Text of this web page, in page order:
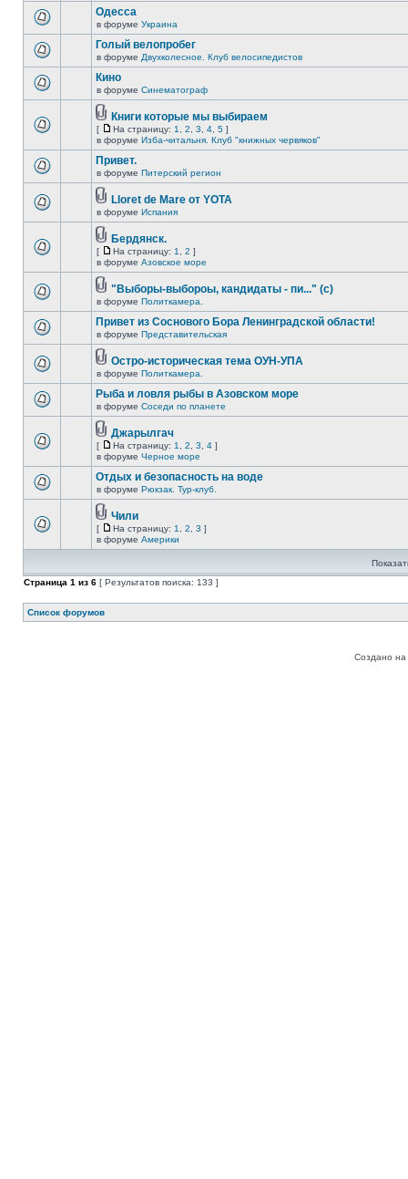
Одесса
в форуме Украина
Голый велопробег
в форуме Двухколесное. Клуб велосипедистов
Кино
в форуме Синематограф
Книги которые мы выбираем
[ На страницу: 1 2 3 4 5 ]
в форуме Изба-читальня. Клуб "книжных червяков"
Привет.
в форуме Питерский регион
Lloret de Mare от YOTA
в форуме Испания
Бердянск.
[ На страницу: 1 2 ]
в форуме Азовское море
"Выборы-выбороы, кандидаты - пи..." (с)
в форуме Политкамера.
Привет из Соснового Бора Ленинградской области!
в форуме Представительская
Остро-историческая тема ОУН-УПА
в форуме Политкамера.
Рыба и ловля рыбы в Азовском море
в форуме Соседи по планете
Джарылгач
[ На страницу: 1 2 3 4 ]
в форуме Черное море
Отдых и безопасность на воде
в форуме Рюкзак. Тур-клуб.
Чили
[ На страницу: 1 2 3 ]
в форуме Америки
Страница 1 из 6 [ Результатов поиска: 133 ]
Список форумов
Создано